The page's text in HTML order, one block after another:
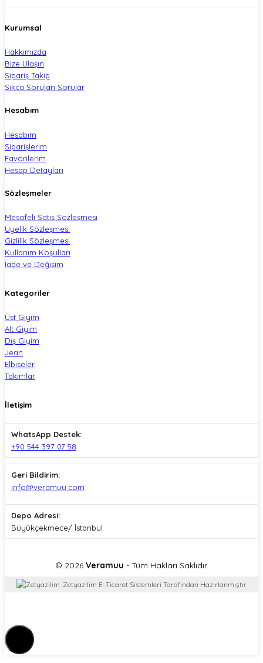
Kurumsal
Hakkımızda
Bize Ulaşın
Sipariş Takip
Sıkça Sorulan Sorular
Hesabım
Hesabım
Siparişlerim
Favorilerim
Hesap Detayları
Sözleşmeler
Mesafeli Satış Sözleşmesi
Üyelik Sözleşmesi
Gizlilik Sözleşmesi
Kullanım Koşulları
İade ve Değişim
Kategoriler
Üst Giyim
Alt Giyim
Dış Giyim
Jean
Elbiseler
Takımlar
İletişim
WhatsApp Destek:
+90 544 397 07 58
Geri Bildirim:
info@veramuu.com
Depo Adresi:
Büyükçekmece/ İstanbul
© 2026 Veramuu - Tüm Hakları Saklıdır.
Zetyazilim E-Ticaret Sistemleri Tarafından Hazırlanmıştır.